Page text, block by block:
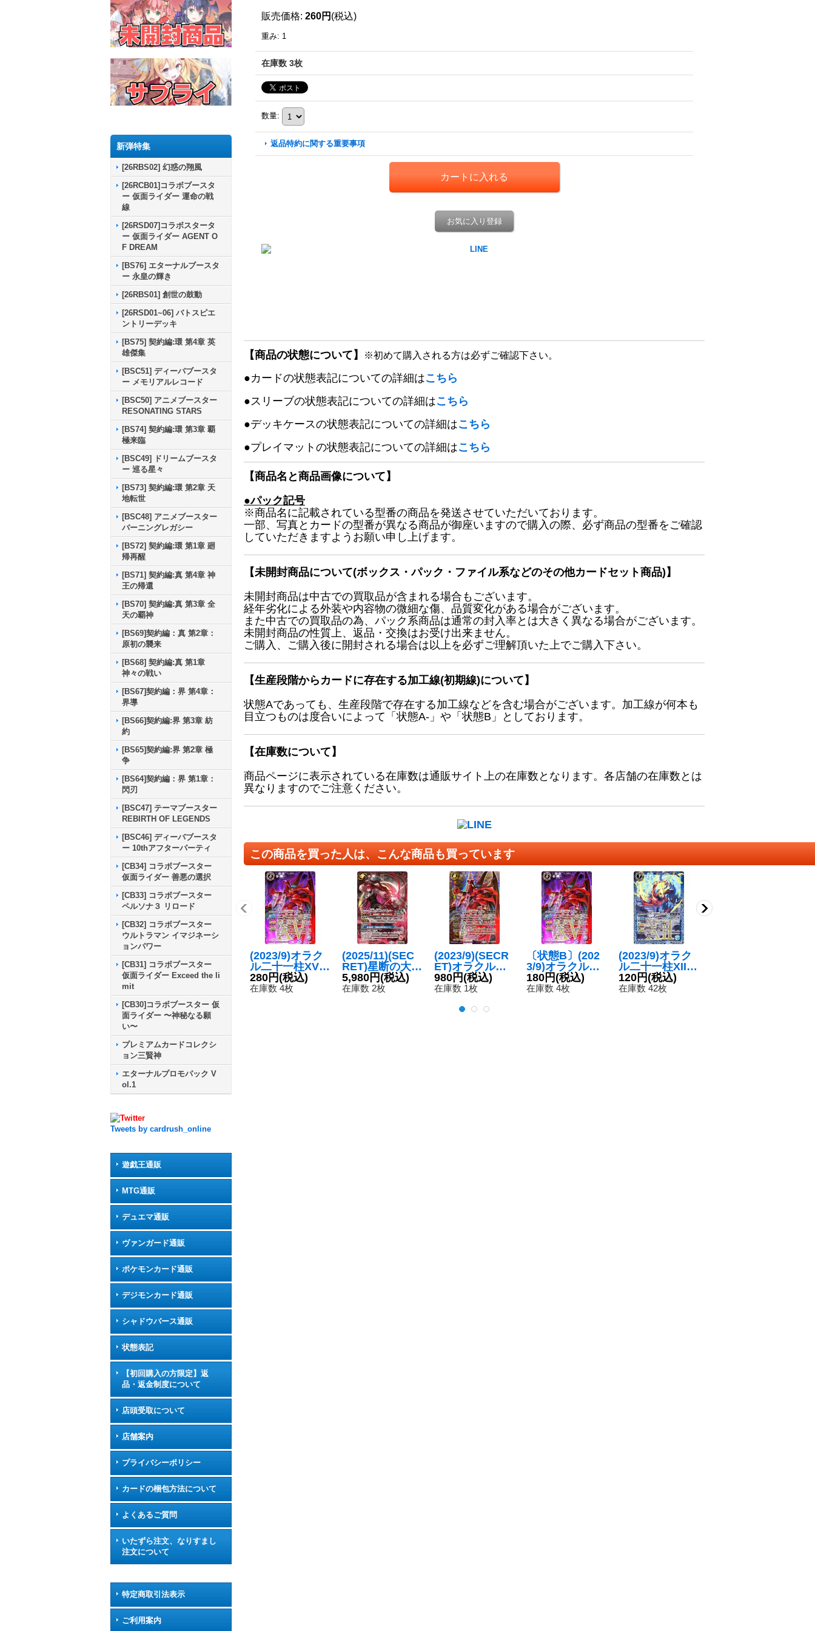
新弾特集
[26RBS02] 幻惑の翔風
[26RCB01]コラボブースタ
ー 仮面ライダー 運命の戦
線
[26RSD07]コラボスタータ
ー 仮面ライダー AGENT O
F DREAM
[BS76] エターナルブースタ
ー 永皇の輝き
[26RBS01] 創世の鼓動
[26RSD01~06] バトスピエ
ントリーデッキ
[BS75] 契約編:環 第4章 英
雄傑集
[BSC51] ディーバブースタ
ー メモリアルレコード
[BSC50] アニメブースター
RESONATING STARS
[BS74] 契約編:環 第3章 覇
極来臨
[BSC49] ドリームブースタ
ー 巡る星々
[BS73] 契約編:環 第2章 天
地転世
[BSC48] アニメブースター
バーニングレガシー
[BS72] 契約編:環 第1章 廻
帰再醒
[BS71] 契約編:真 第4章 神
王の帰還
[BS70] 契約編:真 第3章 全
天の覇神
[BS69]契約編：真 第2章：
原初の襲来
[BS68] 契約編:真 第1章
神々の戦い
[BS67]契約編：界 第4章：
界導
[BS66]契約編:界 第3章 紡
約
[BS65]契約編:界 第2章 極
争
[BS64]契約編：界 第1章：
閃刃
[BSC47] テーマブースター
REBIRTH OF LEGENDS
[BSC46] ディーバブースタ
ー 10thアフターパーティ
[CB34] コラボブースター
仮面ライダー 善悪の選択
[CB33] コラボブースター
ペルソナ３ リロード
[CB32] コラボブースター
ウルトラマン イマジネーシ
ョンパワー
[CB31] コラボブースター
仮面ライダー Exceed the li
mit
[CB30]コラボブースター 仮
面ライダー 〜神秘なる願
い〜
プレミアムカードコレクシ
ョン三賢神
エターナルプロモパック V
ol.1
Tweets by cardrush_online
遊戯王通販
MTG通販
デュエマ通販
ヴァンガード通販
ポケモンカード通販
デジモンカード通販
シャドウバース通販
状態表記
【初回購入の方限定】返
品・返金制度について
店頭受取について
店舗案内
プライバシーポリシー
カードの梱包方法について
よくあるご質問
いたずら注文、なりすまし
注文について
特定商取引法表示
ご利用案内
販売価格: 260円 (税込)
重み: 1
在庫数 3枚
数量:
返品特約に関する重要事項
お気に入り登録
【商品の状態について】 ※初めて購入される方は必ずご確認下さい。
●カードの状態表記についての詳細はこちら
●スリーブの状態表記についての詳細はこちら
●デッキケースの状態表記についての詳細はこちら
●プレイマットの状態表記についての詳細はこちら
【商品名と商品画像について】
●パック記号
※商品名に記載されている型番の商品を発送させていただいております。
一部、写真とカードの型番が異なる商品が御座いますので購入の際、必ず商品の型番をご確認
していただきますようお願い申し上げます。
【未開封商品について(ボックス・パック・ファイル系などのその他カードセット商品)】
未開封商品は中古での買取品が含まれる場合もございます。
経年劣化による外装や内容物の微細な傷、品質変化がある場合がございます。
また中古での買取品の為、パック系商品は通常の封入率とは大きく異なる場合がございます。
未開封商品の性質上、返品・交換はお受け出来ません。
ご購入、ご購入後に開封される場合は以上を必ずご理解頂いた上でご購入下さい。
【生産段階からカードに存在する加工線(初期線)について】
状態Aであっても、生産段階で存在する加工線などを含む場合がございます。加工線が何本も
目立つものは度合いによって「状態A-」や「状態B」としております。
【在庫数について】
商品ページに表示されている在庫数は通販サイト上の在庫数となります。各店舗の在庫数とは
異なりますのでご注意ください。
この商品を買った人は、こんな商品も買っています
(2023/9)オラク
ル二十一柱XV
ザ・デビル
【X】{BS63-X0
280円(税込)
在庫数 4枚
(2025/11)(SEC
RET)星断の大鎌
ガイアザッパー
【CP-SEC】{B
5,980円(税込)
在庫数 2枚
(2023/9)(SECR
ET)オラクル二
十一柱XVザ・デ
ビル【X-SEC】
《紫》
980円(税込)
在庫数 1枚
〔状態B〕(202
3/9)オラクル二
十一柱XVザ・デ
ビル【X】{BS6
180円(税込)
在庫数 4枚
(2023/9)オラク
ル二十一柱XII
ザ・ハングドマ
ン【X】{BS63-
120円(税込)
在庫数 42枚